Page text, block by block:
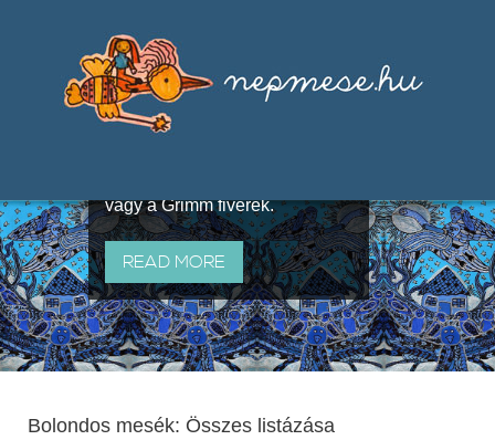
útján terjedő elbeszélésekből,
melyeket olyan ismert gyűjtők
állítottak össze, mint Benedek
vagy a Grimm fivérek.
READ MORE
Bolondos mesék: Összes listázása